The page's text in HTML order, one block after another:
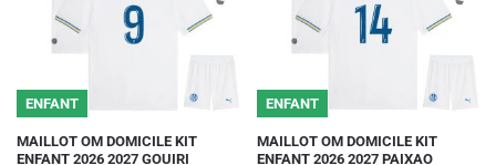
du
produit
du
produit
ENFANT
MAILLOT OM DOMICILE KIT
ENFANT 2026 2027 GOUIRI
Ce
ENFANT
MAILLOT OM DOMICILE KIT
ENFANT 2026 2027 PAIXAO
Ce